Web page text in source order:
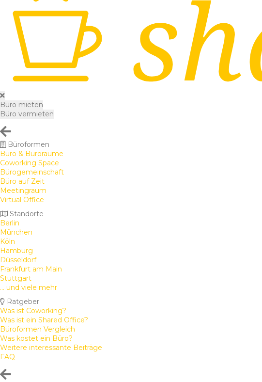
Büro mieten
Büro vermieten
Büroformen
Büro & Büroräume
Coworking Space
Bürogemeinschaft
Büro auf Zeit
Meetingraum
Virtual Office
Standorte
Berlin
München
Köln
Hamburg
Düsseldorf
Frankfurt am Main
Stuttgart
... und viele mehr
Ratgeber
Was ist Coworking?
Was ist ein Shared Office?
Büroformen Vergleich
Was kostet ein Büro?
Weitere interessante Beiträge
FAQ